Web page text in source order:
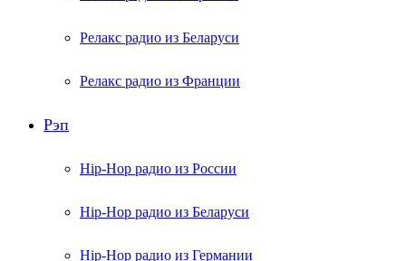
Релакс радио из Беларуси
Релакс радио из Франции
Рэп
Hip-Hop радио из России
Hip-Hop радио из Беларуси
Hip-Hop радио из Германии